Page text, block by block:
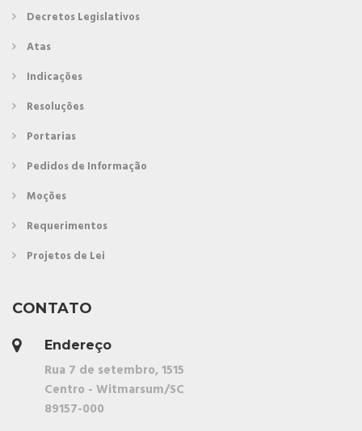
Decretos Legislativos
Atas
Indicações
Resoluções
Portarias
Pedidos de Informação
Moções
Requerimentos
Projetos de Lei
CONTATO
Endereço
Rua 7 de setembro, 1515
Centro - Witmarsum/SC
89157-000